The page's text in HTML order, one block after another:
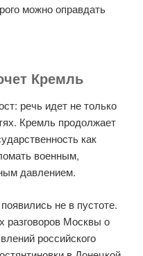
можно оправдать
Кремль
речь идет не только
Кремль продолжает
как
военным,
давлением.
не в пустоте.
разговоров Москвы о
российского